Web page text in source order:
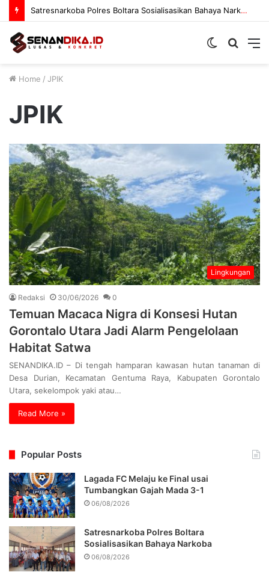
Satresnarkoba Polres Boltara Sosialisasikan Bahaya Narkoba
Search
Switch
Home / JPIK
JPIK
Lingkungan
Redaksi 30/06/2026 0
Temuan Macaca Nigra di Konsesi Hutan
Gorontalo Utara Jadi Alarm Pengelolaan
Habitat Satwa
SENANDIKA.ID – Di tengah hamparan kawasan hutan tanaman di
Desa Durian, Kecamatan Gentuma Raya, Kabupaten Gorontalo
Utara, sekelompok yaki atau…
Read More »
Popular Posts
Lagada FC Melaju ke Final usai
Tumbangkan Gajah Mada 3-1
06/08/2026
Satresnarkoba Polres Boltara
Sosialisasikan Bahaya Narkoba
06/08/2026